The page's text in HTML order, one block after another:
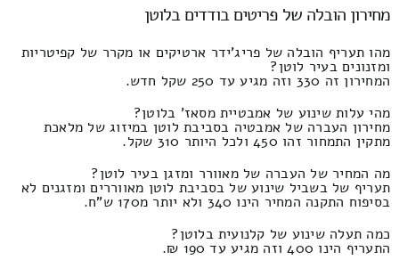
מחירון הובלה של פריטים בודדים בלוטן
מהו תעריף הובלה של פריג'ידר ארטיקים או מקרר של קפיטריות
ומזנונים בעיר לוטן?
המחירון זה 330 וזה מגיע עד 250 שקל חדש.
מהי עלות שינוע של אמבטיית מסאז' בלוטן?
מחירון העברה של אמבטיה בסביבת לוטן במיזוג של מלאכת
מתקין התמחור זהו 450 ולכל היותר 310 שקל.
מה המחיר של העברה של מאוורר ומזגן בעיר לוטן?
תעריף של בשביל שינוע של בסביבת לוטן מאווררים ומזגנים לא
בסיפוח התקנה המחיר הינו 340 ולא יותר מ170 ש"ח.
כמה תעלה שינוע של קלנועית בלוטן?
התעריף הינו 400 וזה מגיע עד 190 ₪.